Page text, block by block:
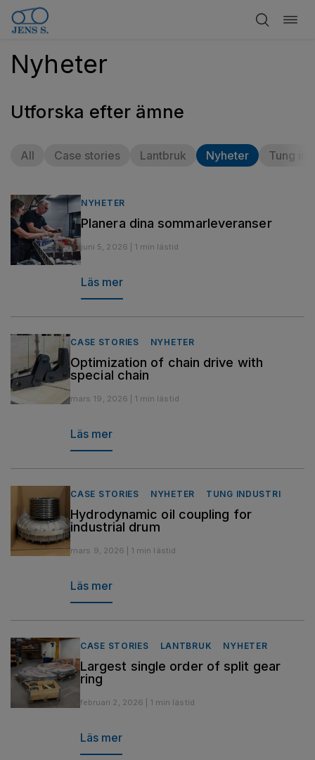
Hoppa
innehåll
Nyheter
Utforska efter ämne
All Case stories Lantbruk Nyheter Tung
NYHETER
Planera dina sommarleveranser
juni 5, 2026 | 1 min lästid
Läs mer
CASE STORIES NYHETER
Optimization of chain drive with
special chain
mars 19, 2026 | 1 min lästid
Läs mer
CASE STORIES NYHETER TUNG INDUSTRI
Hydrodynamic oil coupling for
industrial drum
mars 9, 2026 | 1 min lästid
Läs mer
CASE STORIES LANTBRUK NYHETER
Largest single order of split gear
ring
februari 2, 2026 | 1 min lästid
Läs mer